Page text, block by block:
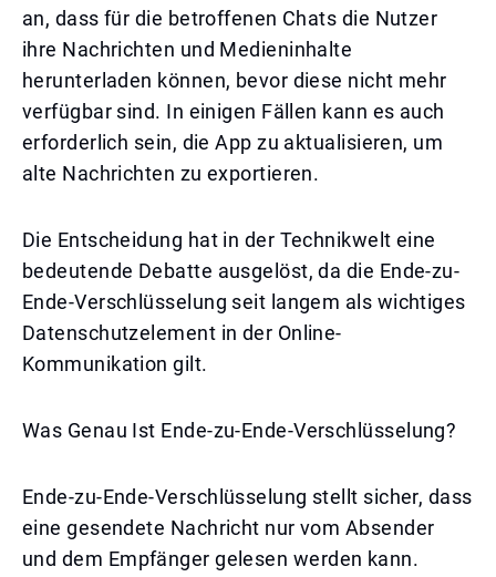
an, dass für die betroffenen Chats die Nutzer
ihre Nachrichten und Medieninhalte
herunterladen können, bevor diese nicht mehr
verfügbar sind. In einigen Fällen kann es auch
erforderlich sein, die App zu aktualisieren, um
alte Nachrichten zu exportieren.
Die Entscheidung hat in der Technikwelt eine
bedeutende Debatte ausgelöst, da die Ende-zu-
Ende-Verschlüsselung seit langem als wichtiges
Datenschutzelement in der Online-
Kommunikation gilt.
Was Genau Ist Ende-zu-Ende-Verschlüsselung?
Ende-zu-Ende-Verschlüsselung stellt sicher, dass
eine gesendete Nachricht nur vom Absender
und dem Empfänger gelesen werden kann.